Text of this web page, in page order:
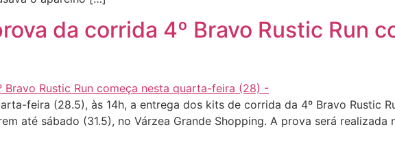
da corrida 4º Bravo Rustic Run
feira (28.5), às 14h, a entrega dos kits de corrida da 4º Bravo Rustic
até sábado (31.5), no Várzea Grande Shopping. A prova será realizada